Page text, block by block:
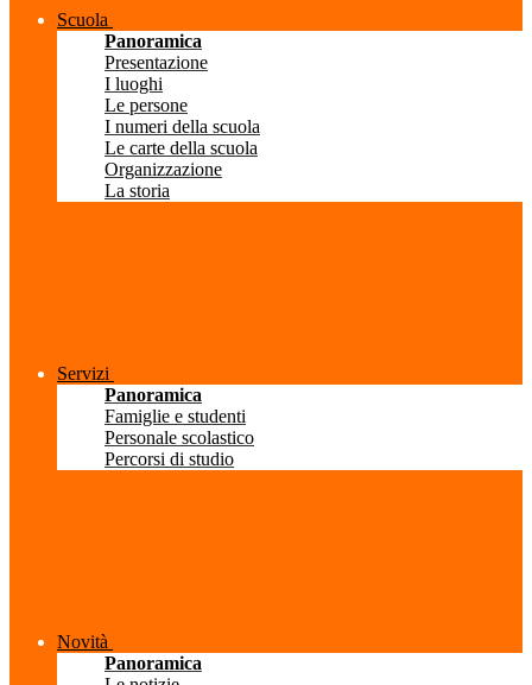
Scuola
Panoramica
Presentazione
I luoghi
Le persone
I numeri della scuola
Le carte della scuola
Organizzazione
La storia
Servizi
Panoramica
Famiglie e studenti
Personale scolastico
Percorsi di studio
Novità
Panoramica